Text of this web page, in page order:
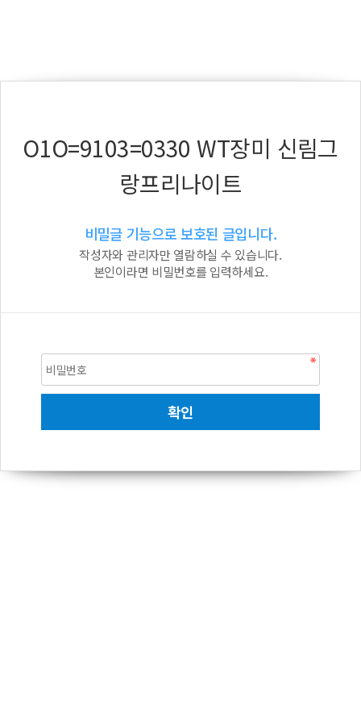
O1O=9103=0330 WT장미 신림그
랑프리나이트
비밀글 기능으로 보호된 글입니다.
작성자와 관리자만 열람하실 수 있습니다.
본인이라면 비밀번호를 입력하세요.